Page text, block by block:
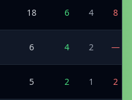
18 6 4 8
6 4 2 —
5 2 1 2